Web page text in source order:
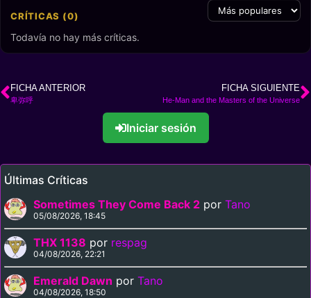
CRÍTICAS (0)
Todavía no hay más críticas.
FICHA ANTERIOR
卑弥呼
FICHA SIGUIENTE
He-Man and the Masters of the Universe
Iniciar sesión
Últimas Críticas
Sometimes They Come Back 2 por Tano
05/08/2026, 18:45
THX 1138 por respag
04/08/2026, 22:21
Emerald Dawn por Tano
04/08/2026, 18:50